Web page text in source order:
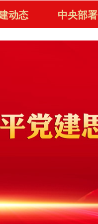
动态 中央部署